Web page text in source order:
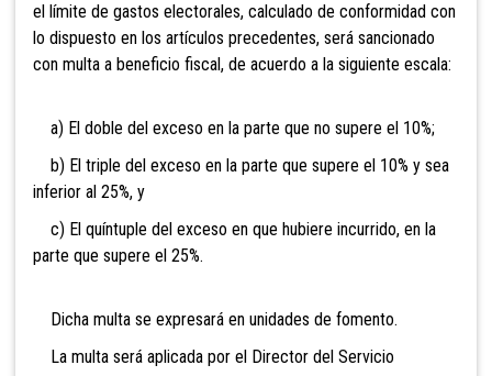
el límite de gastos electorales, calculado de conformidad con
lo dispuesto en los artículos precedentes, será sancionado
con multa a beneficio fiscal, de acuerdo a la siguiente escala:
a) El doble del exceso en la parte que no supere el 10%;
b) El triple del exceso en la parte que supere el 10% y sea
inferior al 25%, y
c) El quíntuple del exceso en que hubiere incurrido, en la
parte que supere el 25%.
Dicha multa se expresará en unidades de fomento.
La multa será aplicada por el Director del Servicio